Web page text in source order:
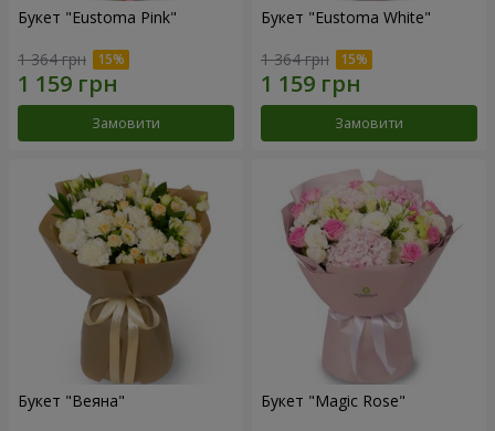
Букет "Eustoma Pink"
1 364 грн
Замовити
Букет "Eustoma White"
1 364 грн
Замовити
Букет "Веяна" Букет "Magic Rose"